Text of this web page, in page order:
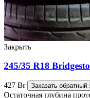
Закрыть
245/35 R18
427 Br Заказать обратный
Остаточная глубина